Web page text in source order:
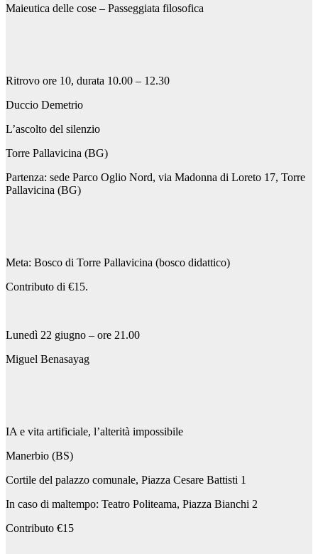
Maieutica delle cose – Passeggiata filosofica
Ritrovo ore 10, durata 10.00 – 12.30
Duccio Demetrio
L’ascolto del silenzio
Torre Pallavicina (BG)
Partenza: sede Parco Oglio Nord, via Madonna di Loreto 17, Torre
Pallavicina (BG)
Meta: Bosco di Torre Pallavicina (bosco didattico)
Contributo di €15.
Lunedì 22 giugno – ore 21.00
Miguel Benasayag
IA e vita artificiale, l’alterità impossibile
Manerbio (BS)
Cortile del palazzo comunale, Piazza Cesare Battisti 1
In caso di maltempo: Teatro Politeama, Piazza Bianchi 2
Contributo €15